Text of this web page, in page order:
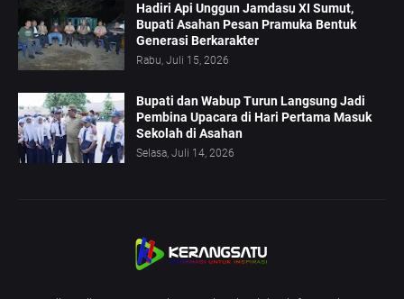
Hadiri Api Unggun Jamdasu XI Sumut,
Bupati Asahan Pesan Pramuka Bentuk
Generasi Berkarakter
Rabu, Juli 15, 2026
Bupati dan Wabup Turun Langsung Jadi
Pembina Upacara di Hari Pertama Masuk
Sekolah di Asahan
Selasa, Juli 14, 2026